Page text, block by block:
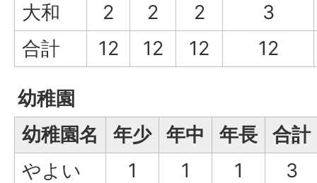
大和
2 2 2
3
合計
12 12 12 12
幼稚園
幼稚園名
年少 年中 年長
合計
やよい
1 1 1 3